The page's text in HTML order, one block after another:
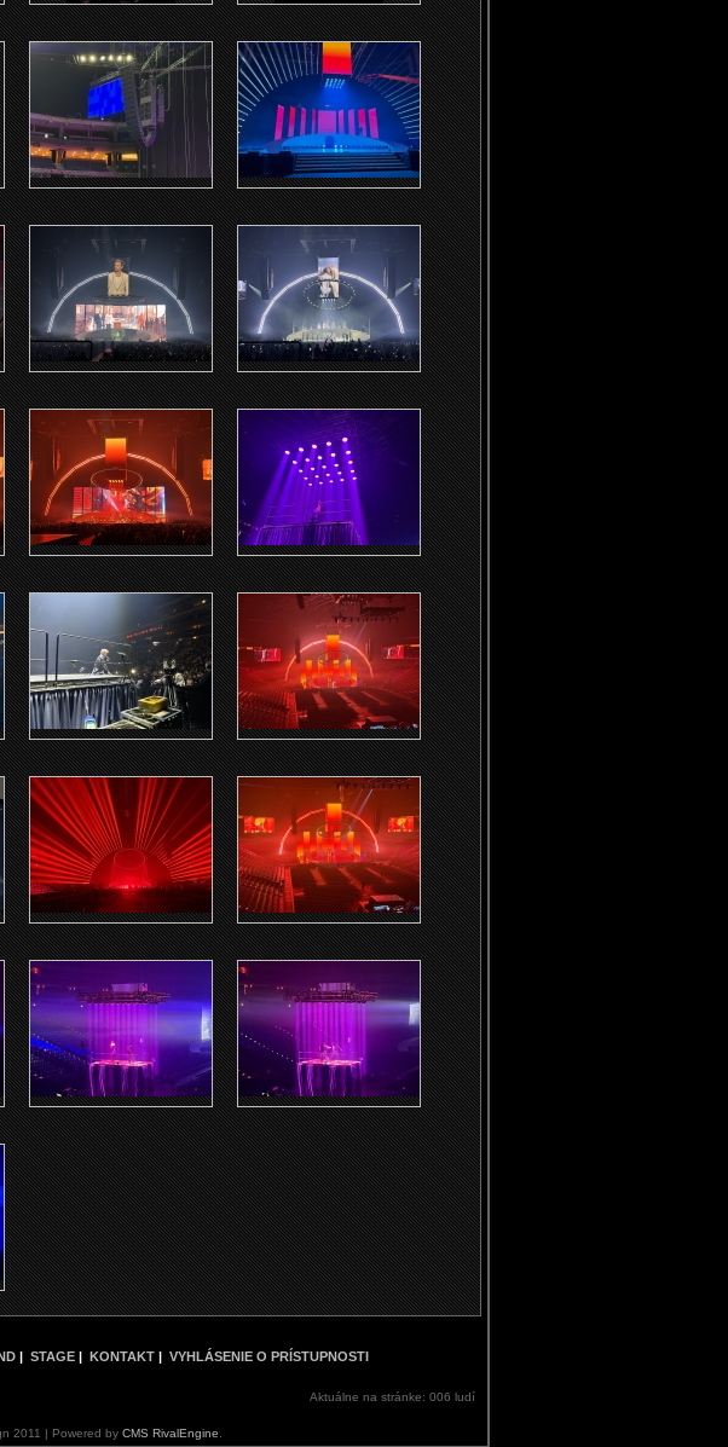
| STAGE | KONTAKT | VYHLÁSENIE O PRÍSTUPNOSTI
Aktuálne na stránke: 006 ludí
2011 | Powered by CMS RivalEngine